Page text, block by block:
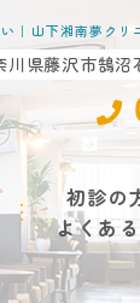
｜山下湘南夢ク
県藤沢市鵠沼
初診の
よくあ